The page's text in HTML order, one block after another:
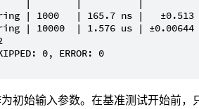
|        |          |
| 1000   | 165.7 ns |   ±0.513
| 10000  | 1.576 us | ±0.00644
0, ERROR: 0
初始输入参数。在基准测试开始前